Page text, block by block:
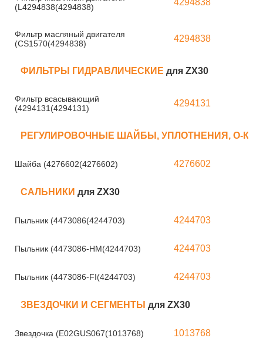
(L4294838(4294838)
4294838
Фильтр масляный двигателя
(CS1570(4294838)
4294838
ФИЛЬТРЫ ГИДРАВЛИЧЕСКИЕ для ZX30
Фильтр всасывающий
(4294131(4294131)
4294131
РЕГУЛИРОВОЧНЫЕ ШАЙБЫ, УПЛОТНЕНИЯ, О-
Шайба (4276602(4276602) 4276602
САЛЬНИКИ для ZX30
Пыльник (4473086(4244703) 4244703
Пыльник (4473086-HM(4244703) 4244703
Пыльник (4473086-FI(4244703) 4244703
ЗВЕЗДОЧКИ И СЕГМЕНТЫ для ZX30
Звездочка (E02GUS067(1013768) 1013768